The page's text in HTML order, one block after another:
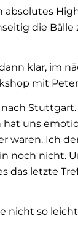
absolutes
die Bälle
klar, im
mit
hat uns
waren. Ich
noch nicht.
das letzte
nicht so